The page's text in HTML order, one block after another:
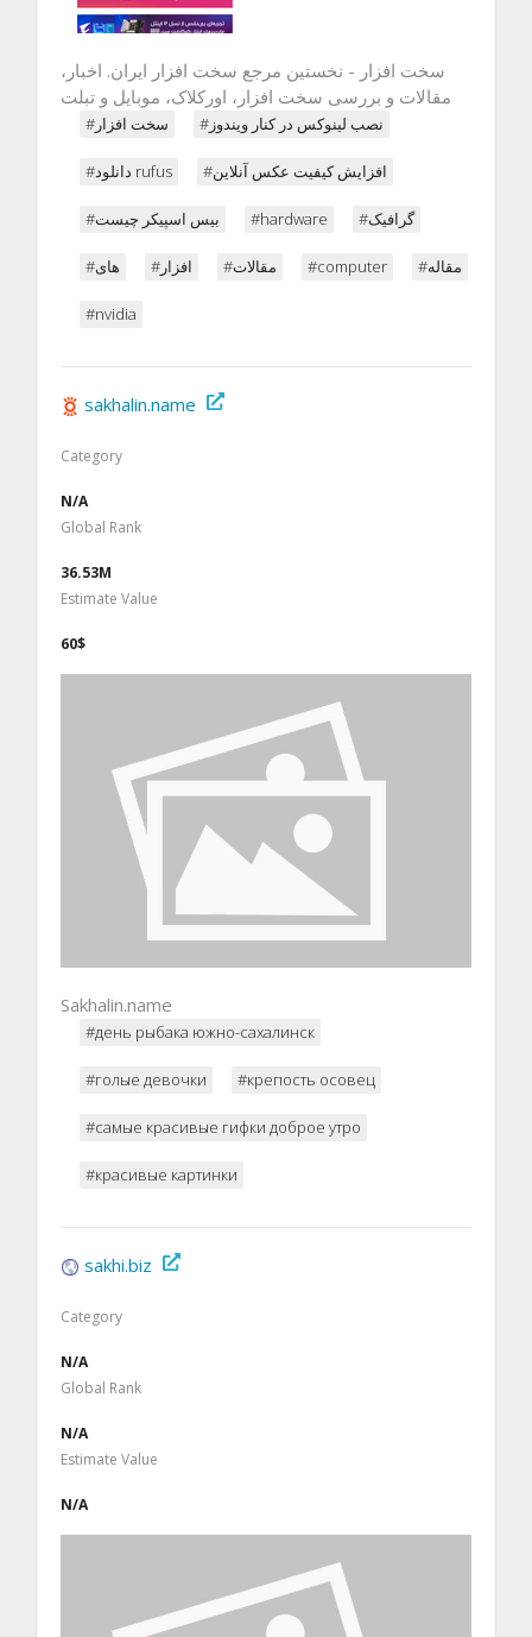
سخت افزار - نخستین مرجع سخت افزار ایران. اخبار،
مقالات و بررسی سخت افزار، اورکلاک، موبایل و تبلت
#سخت افزار #نصب لینوکس در کنار ویندوز
#دانلود rufus #افزایش کیفیت عکس آنلاین
#بیس اسپیکر چیست #hardware #گرافیک
#های #افزار #مقالات #computer #مقاله
#nvidia
sakhalin.name
Category
N/A
Global Rank
36.53M
Estimate Value
60$
Sakhalin.name
#день рыбака южно-сахалинск
#голые девочки #крепость осовец
#самые красивые гифки доброе утро
#красивые картинки
sakhi.biz
Category
N/A
Global Rank
N/A
Estimate Value
N/A